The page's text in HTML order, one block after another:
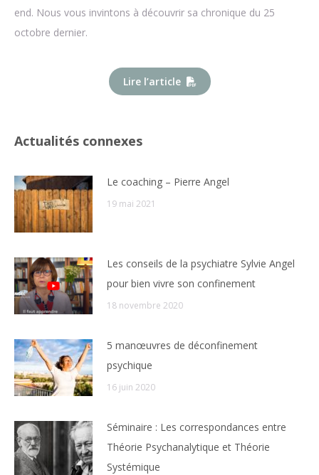
end. Nous vous invintons à découvrir sa chronique du 25
octobre dernier.
Lire l’article
Actualités connexes
Le coaching – Pierre Angel
19 mai 2021
Les conseils de la psychiatre Sylvie Angel
pour bien vivre son confinement
18 novembre 2020
5 manœuvres de déconfinement
psychique
16 juin 2020
Séminaire : Les correspondances entre
Théorie Psychanalytique et Théorie
Systémique